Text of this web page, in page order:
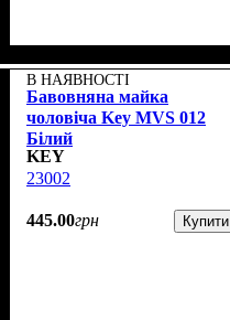
В НАЯВНОСТІ
Бавовняна майка
чоловіча Key MVS 012
Білий
KEY
23002
445.00грн Купити